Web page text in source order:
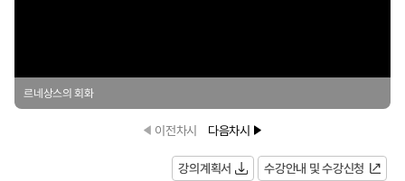
르네상스의 회화
이전차시 다음차시
강의계획서
수강안내 및 수강신청